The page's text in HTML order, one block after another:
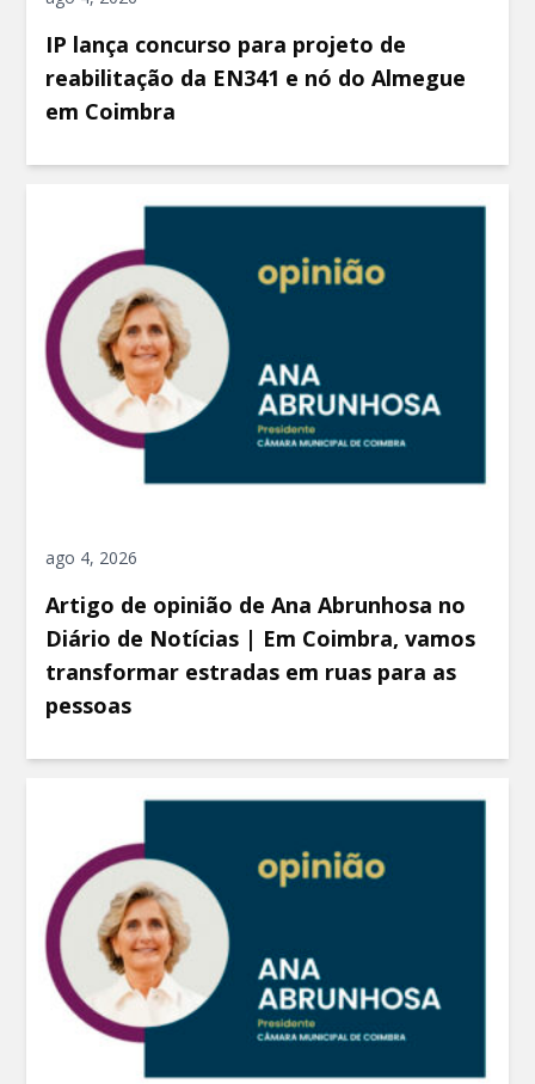
IP lança concurso para projeto de
reabilitação da EN341 e nó do Almegue
em Coimbra
ago 4, 2026
Artigo de opinião de Ana Abrunhosa no
Diário de Notícias | Em Coimbra, vamos
transformar estradas em ruas para as
pessoas